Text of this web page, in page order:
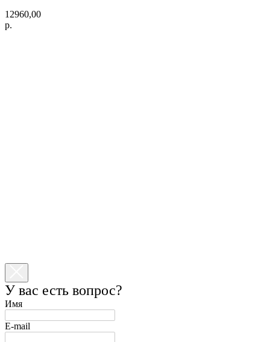
12960,00
р.
У вас есть вопрос?
Имя
E-mail